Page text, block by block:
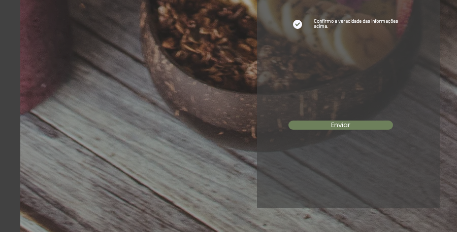
Confirmo a veracidade das informações
acima.
Enviar